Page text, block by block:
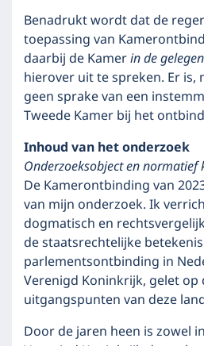
Benadrukt wordt dat de
toepassing van
daarbij de Kamerin de
hierover uit te spreken. Er
geen sprake van een
Tweede Kamer bij het
Inhoud van het onderzoek
Onderzoeksobject en normatief
De Kamerontbinding van
van mijn onderzoek. Ik
dogmatisch en
de staatsrechtelijke
parlementsontbinding in
Verenigd Koninkrijk, gelet
uitgangspunten van deze
Door de jaren heen is zowel